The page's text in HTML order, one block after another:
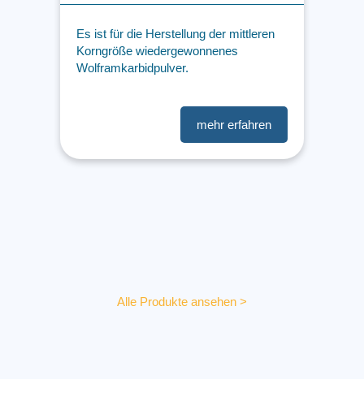
Es ist für die Herstellung der mittleren
Korngröße wiedergewonnenes
Wolframkarbidpulver.
Alle Produkte ansehen >